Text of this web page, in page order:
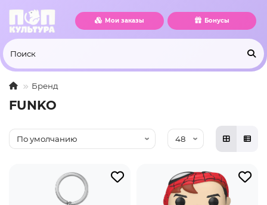
Мои заказы Бонусы
Бренд
FUNKO